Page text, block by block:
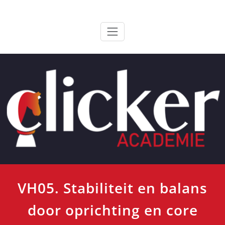
ClickerAcademie
VH05. Stabiliteit en balans
door oprichting en core